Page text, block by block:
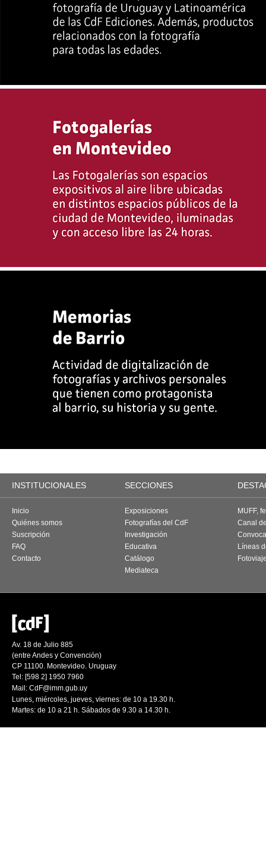
INSTITUCIONALES SECCIONES
Inicio
Quiénes somos
Suscripción
FAQ
Contacto
Exposiciones
Fotografías del CdF
Investigación
Educativa
Catálogo
Mediateca
MUFF,
Canal
Líneas
Av. 18 de Julio 885
(entre Andes y Convención)
CP 11100. Montevideo. Uruguay
Tel: [598 2] 1950 7960
Mail: CdF@imm.gub.uy
Lunes, miércoles, jueves, viernes: de 10 a 19.30 h.
Martes: de 10 a 21 h. Sábados de 9.30 a 14.30 h.